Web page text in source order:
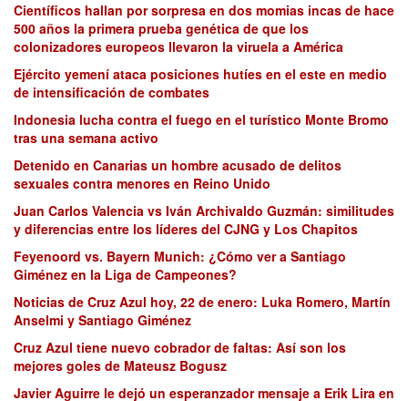
Científicos hallan por sorpresa en dos momias incas de hace
500 años la primera prueba genética de que los
colonizadores europeos llevaron la viruela a América
Ejército yemení ataca posiciones hutíes en el este en medio
de intensificación de combates
Indonesia lucha contra el fuego en el turístico Monte Bromo
tras una semana activo
Detenido en Canarias un hombre acusado de delitos
sexuales contra menores en Reino Unido
Juan Carlos Valencia vs Iván Archivaldo Guzmán: similitudes
y diferencias entre los líderes del CJNG y Los Chapitos
Feyenoord vs. Bayern Munich: ¿Cómo ver a Santiago
Giménez en la Liga de Campeones?
Noticias de Cruz Azul hoy, 22 de enero: Luka Romero, Martín
Anselmi y Santiago Giménez
Cruz Azul tiene nuevo cobrador de faltas: Así son los
mejores goles de Mateusz Bogusz
Javier Aguirre le dejó un esperanzador mensaje a Erik Lira en